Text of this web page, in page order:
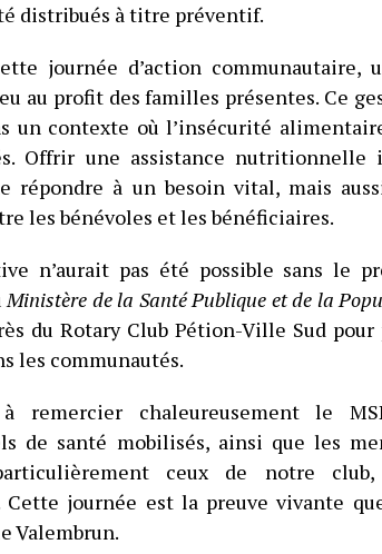
distribués à titre préventif.
journée d’action communautaire,
au profit des familles présentes. Ce
un contexte où l’insécurité
Offrir une assistance
répondre à un besoin vital, mais
les bénévoles et les bénéficiaires.
n’aurait pas été possible sans le
Ministère de la Santé Publique et de la
du Rotary Club Pétion-Ville Sud
les communautés.
remercier chaleureusement le
de santé mobilisés, ainsi que les
ceux de notre
Cette journée est la preuve vivante
Valembrun.